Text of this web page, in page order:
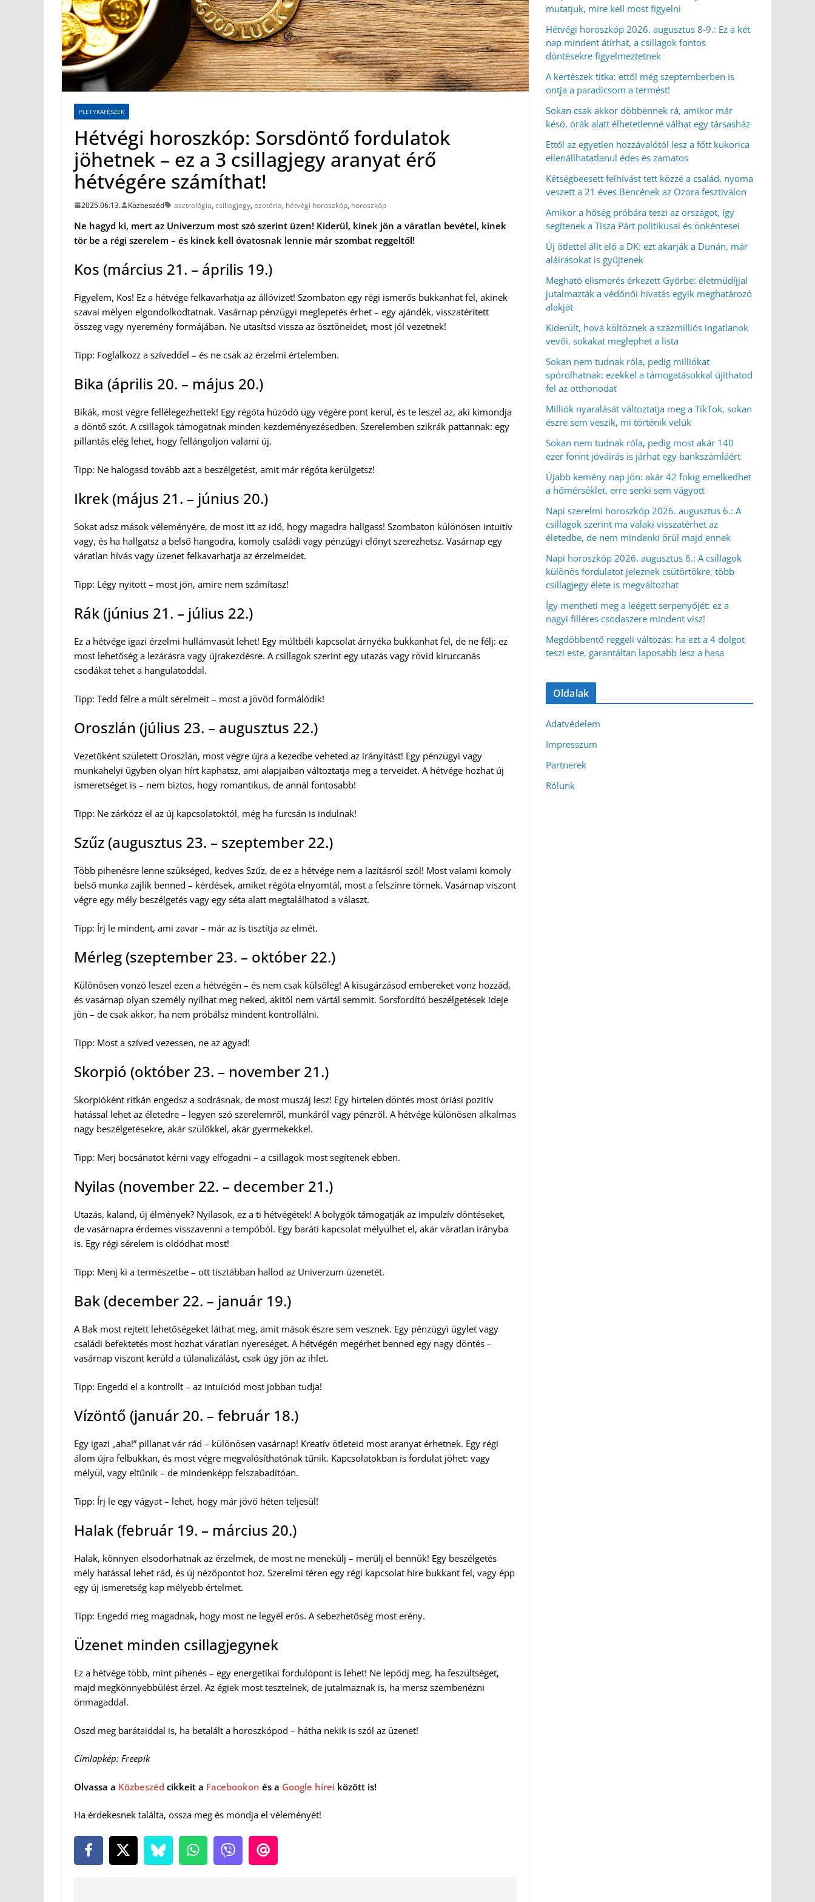
PLETYKAFÉSZEK
Hétvégi horoszkóp: Sorsdöntő fordulatok
jöhetnek – ez a 3 csillagjegy aranyat érő
hétvégére számíthat!
2025.06.13. Közbeszéd asztrológia,csillagjegy,ezotéria, hétvégi horoszkóp, horoszkóp
Ne hagyd ki, mert az Univerzum most szó szerint üzen! Kiderül, kinek jön a váratlan bevétel, kinek
tör be a régi szerelem – és kinek kell óvatosnak lennie már szombat reggeltől!
Kos (március 21. – április 19.)
Figyelem, Kos! Ez a hétvége felkavarhatja az állóvizet! Szombaton egy régi ismerős bukkanhat fel, akinek
szavai mélyen elgondolkodtatnak. Vasárnap pénzügyi meglepetés érhet – egy ajándék, visszatérített
összeg vagy nyeremény formájában. Ne utasítsd vissza az ösztöneidet, most jól vezetnek!
Tipp: Foglalkozz a szíveddel – és ne csak az érzelmi értelemben.
Bika (április 20. – május 20.)
Bikák, most végre fellélegezhettek! Egy régóta húzódó ügy végére pont kerül, és te leszel az, aki kimondja
a döntő szót. A csillagok támogatnak minden kezdeményezésedben. Szerelemben szikrák pattannak: egy
pillantás elég lehet, hogy fellángoljon valami új.
Tipp: Ne halogasd tovább azt a beszélgetést, amit már régóta kerülgetsz!
Ikrek (május 21. – június 20.)
Sokat adsz mások véleményére, de most itt az idő, hogy magadra hallgass! Szombaton különösen intuitív
vagy, és ha hallgatsz a belső hangodra, komoly családi vagy pénzügyi előnyt szerezhetsz. Vasárnap egy
váratlan hívás vagy üzenet felkavarhatja az érzelmeidet.
Tipp: Légy nyitott – most jön, amire nem számítasz!
Rák (június 21. – július 22.)
Ez a hétvége igazi érzelmi hullámvasút lehet! Egy múltbéli kapcsolat árnyéka bukkanhat fel, de ne félj: ez
most lehetőség a lezárásra vagy újrakezdésre. A csillagok szerint egy utazás vagy rövid kiruccanás
csodákat tehet a hangulatoddal.
Tipp: Tedd félre a múlt sérelmeit – most a jövőd formálódik!
Oroszlán (július 23. – augusztus 22.)
Vezetőként született Oroszlán, most végre újra a kezedbe veheted az irányítást! Egy pénzügyi vagy
munkahelyi ügyben olyan hírt kaphatsz, ami alapjaiban változtatja meg a terveidet. A hétvége hozhat új
ismeretséget is – nem biztos, hogy romantikus, de annál fontosabb!
Tipp: Ne zárkózz el az új kapcsolatoktól, még ha furcsán is indulnak!
Szűz (augusztus 23. – szeptember 22.)
Több pihenésre lenne szükséged, kedves Szűz, de ez a hétvége nem a lazításról szól! Most valami komoly
belső munka zajlik benned – kérdések, amiket régóta elnyomtál, most a felszínre törnek. Vasárnap viszont
végre egy mély beszélgetés vagy egy séta alatt megtalálhatod a választ.
Tipp: Írj le mindent, ami zavar – már az is tisztítja az elmét.
Mérleg (szeptember 23. – október 22.)
Különösen vonzó leszel ezen a hétvégén – és nem csak külsőleg! A kisugárzásod embereket vonz hozzád,
és vasárnap olyan személy nyílhat meg neked, akitől nem vártál semmit. Sorsfordító beszélgetések ideje
jön – de csak akkor, ha nem próbálsz mindent kontrollálni.
Tipp: Most a szíved vezessen, ne az agyad!
Skorpió (október 23. – november 21.)
Skorpióként ritkán engedsz a sodrásnak, de most muszáj lesz! Egy hirtelen döntés most óriási pozitív
hatással lehet az életedre – legyen szó szerelemről, munkáról vagy pénzről. A hétvége különösen alkalmas
nagy beszélgetésekre, akár szülőkkel, akár gyermekekkel.
Tipp: Merj bocsánatot kérni vagy elfogadni – a csillagok most segítenek ebben.
Nyilas (november 22. – december 21.)
Utazás, kaland, új élmények? Nyilasok, ez a ti hétvégétek! A bolygók támogatják az impulzív döntéseket,
de vasárnapra érdemes visszavenni a tempóból. Egy baráti kapcsolat mélyülhet el, akár váratlan irányba
is. Egy régi sérelem is oldódhat most!
Tipp: Menj ki a természetbe – ott tisztábban hallod az Univerzum üzenetét.
Bak (december 22. – január 19.)
A Bak most rejtett lehetőségeket láthat meg, amit mások észre sem vesznek. Egy pénzügyi ügylet vagy
családi befektetés most hozhat váratlan nyereséget. A hétvégén megérhet benned egy nagy döntés –
vasárnap viszont kerüld a túlanalizálást, csak úgy jön az ihlet.
Tipp: Engedd el a kontrollt – az intuíciód most jobban tudja!
Vízöntő (január 20. – február 18.)
Egy igazi „aha!” pillanat vár rád – különösen vasárnap! Kreatív ötleteid most aranyat érhetnek. Egy régi
álom újra felbukkan, és most végre megvalósíthatónak tűnik. Kapcsolatokban is fordulat jöhet: vagy
mélyül, vagy eltűnik – de mindenképp felszabadítóan.
Tipp: Írj le egy vágyat – lehet, hogy már jövő héten teljesül!
Halak (február 19. – március 20.)
Halak, könnyen elsodorhatnak az érzelmek, de most ne menekülj – merülj el bennük! Egy beszélgetés
mély hatással lehet rád, és új nézőpontot hoz. Szerelmi téren egy régi kapcsolat híre bukkant fel, vagy épp
egy új ismeretség kap mélyebb értelmet.
Tipp: Engedd meg magadnak, hogy most ne legyél erős. A sebezhetőség most erény.
Üzenet minden csillagjegynek
Ez a hétvége több, mint pihenés – egy energetikai fordulópont is lehet! Ne lepődj meg, ha feszültséget,
majd megkönnyebbülést érzel. Az égiek most tesztelnek, de jutalmaznak is, ha mersz szembenézni
önmagaddal.
Oszd meg barátaiddal is, ha betalált a horoszkópod – hátha nekik is szól az üzenet!
Címlapkép: Freepik
Olvassa a Közbeszéd cikkeit a Facebookon és a Google hírei között is!
Ha érdekesnek találta, ossza meg és mondja el véleményét!
mutatjuk, mire kell most figyelni
Hétvégi horoszkóp 2026. augusztus 8-9.: Ez a két
nap mindent átírhat, a csillagok fontos
döntésekre figyelmeztetnek
A kertészek titka: ettől még szeptemberben is
ontja a paradicsom a termést!
Sokan csak akkor döbbennek rá, amikor már
késő, órák alatt élhetetlenné válhat egy társasház
Ettől az egyetlen hozzávalótól lesz a főtt kukorica
ellenállhatatlanul édes és zamatos
Kétségbeesett felhívást tett közzé a család, nyoma
veszett a 21 éves Bencének az Ozora fesztiválon
Amikor a hőség próbára teszi az országot, így
segítenek a Tisza Párt politikusai és önkéntesei
Új ötlettel állt elő a DK: ezt akarják a Dunán, már
aláírásokat is gyűjtenek
Megható elismerés érkezett Győrbe: életműdíjjal
jutalmazták a védőnői hivatás egyik meghatározó
alakját
Kiderült, hová költöznek a százmilliós ingatlanok
vevői, sokakat meglephet a lista
Sokan nem tudnak róla, pedig milliókat
spórolhatnak: ezekkel a támogatásokkal újíthatod
fel az otthonodat
Milliók nyaralását változtatja meg a TikTok, sokan
észre sem veszik, mi történik velük
Sokan nem tudnak róla, pedig most akár 140
ezer forint jóváírás is járhat egy bankszámláért
Újabb kemény nap jön: akár 42 fokig emelkedhet
a hőmérséklet, erre senki sem vágyott
Napi szerelmi horoszkóp 2026. augusztus 6.: A
csillagok szerint ma valaki visszatérhet az
életedbe, de nem mindenki örül majd ennek
Napi horoszkóp 2026. augusztus 6.: A csillagok
különös fordulatot jeleznek csütörtökre, több
csillagjegy élete is megváltozhat
Így mentheti meg a leégett serpenyőjét: ez a
nagyi filléres csodaszere mindent visz!
Megdöbbentő reggeli változás: ha ezt a 4 dolgot
teszi este, garantáltan laposabb lesz a hasa
Oldalak
Adatvédelem
Impresszum
Partnerek
Rólunk